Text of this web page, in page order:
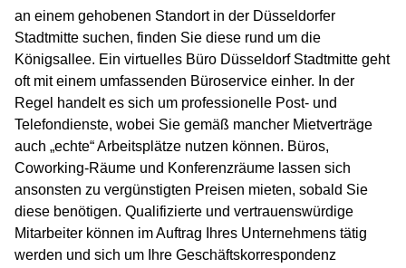
an einem gehobenen Standort in der Düsseldorfer
Stadtmitte suchen, finden Sie diese rund um die
Königsallee. Ein virtuelles Büro Düsseldorf Stadtmitte geht
oft mit einem umfassenden Büroservice einher. In der
Regel handelt es sich um professionelle Post- und
Telefondienste, wobei Sie gemäß mancher Mietverträge
auch „echte“ Arbeitsplätze nutzen können. Büros,
Coworking-Räume und Konferenzräume lassen sich
ansonsten zu vergünstigten Preisen mieten, sobald Sie
diese benötigen. Qualifizierte und vertrauenswürdige
Mitarbeiter können im Auftrag Ihres Unternehmens tätig
werden und sich um Ihre Geschäftskorrespondenz